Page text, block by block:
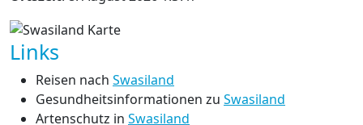
Links
Reisen nach Swasiland
Gesundheitsinformationen zu Swasiland
Artenschutz in Swasiland